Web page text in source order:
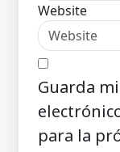
Website
Guarda
para la